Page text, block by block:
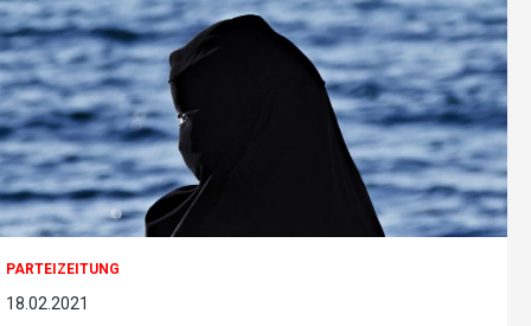
PARTEIZEITUNG
18.02.2021